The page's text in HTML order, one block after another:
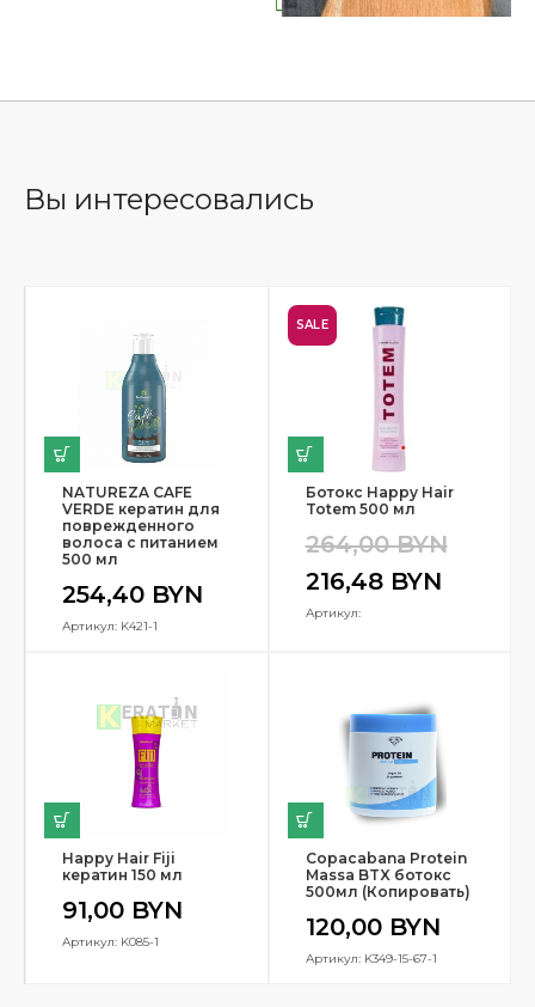
Вы интересовались
NATUREZA CAFE
VERDE кератин для
поврежденного
волоса с питанием
500 мл
254,40 BYN
Артикул: K421-1
SALE
Ботокс Happy Hair
Totem 500 мл
264,00BYN
216,48 BYN
Артикул:
Happy Hair Fiji
кератин 150 мл
91,00 BYN
Артикул: K085-1
Copacabana Protein
Massa BTX ботокс
500мл (Копировать)
120,00 BYN
Артикул: K349-15-67-1